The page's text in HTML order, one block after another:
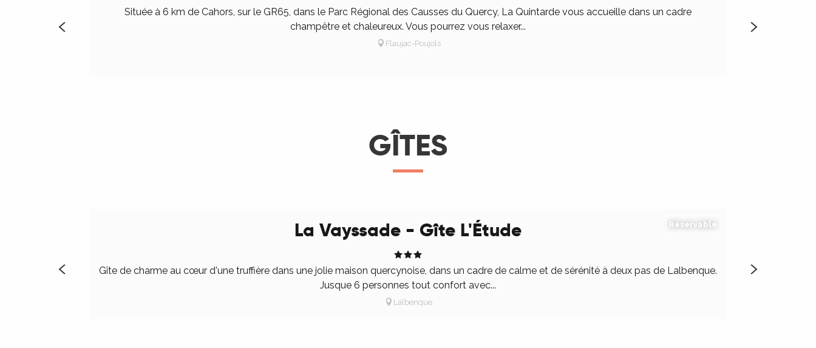
Située à 6 km de Cahors, sur le GR65, dans le Parc Régional des Causses du Quercy, La Quintarde vous accueille dans un cadre
champêtre et chaleureux. Vous pourrez vous relaxer...
Flaujac-Poujols
Les
GÎTES
La Vayssade - Gîte L'Étude
Gîte de charme au cœur d'une truffière dans une jolie maison quercynoise, dans un cadre de calme et de sérénité à deux pas de Lalbenque.
Jusque 6 personnes tout confort avec...
Lalbenque
Réservable